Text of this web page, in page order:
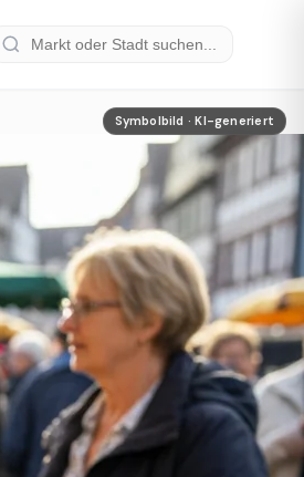
Symbolbild · KI-generiert